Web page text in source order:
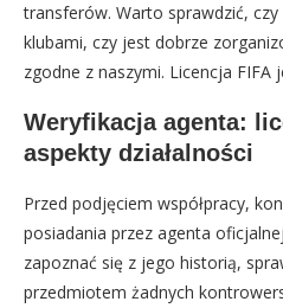
transferów. Warto sprawdzić,
klubami, czy jest dobrze
zgodne z naszymi. Licencja
Weryfikacja agenta:
aspekty działalności
Przed podjęciem współpracy,
posiadania przez agenta
zapoznać się z jego historią,
przedmiotem żadnych